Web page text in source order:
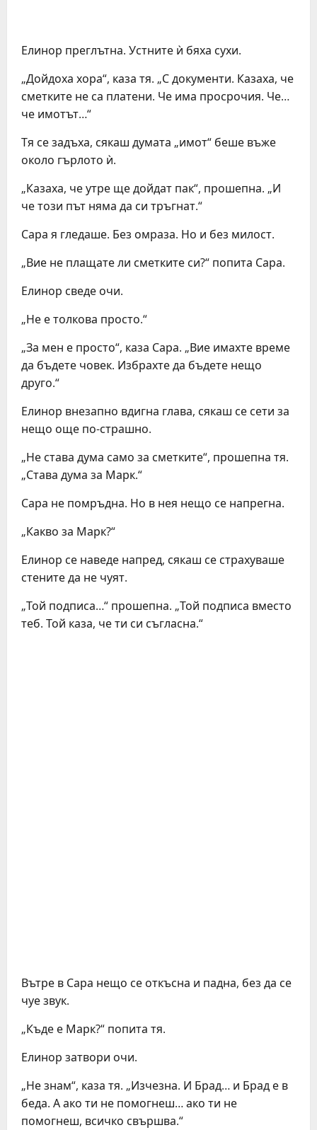
Елинор преглътна. Устните ѝ бяха сухи.
„Дойдоха хора“, каза тя. „С документи. Казаха, че
сметките не са платени. Че има просрочия. Че…
че имотът…“
Тя се задъха, сякаш думата „имот“ беше въже
около гърлото ѝ.
„Казаха, че утре ще дойдат пак“, прошепна. „И
че този път няма да си тръгнат.“
Сара я гледаше. Без омраза. Но и без милост.
„Вие не плащате ли сметките си?“ попита Сара.
Елинор сведе очи.
„Не е толкова просто.“
„За мен е просто“, каза Сара. „Вие имахте време
да бъдете човек. Избрахте да бъдете нещо
друго.“
Елинор внезапно вдигна глава, сякаш се сети за
нещо още по-страшно.
„Не става дума само за сметките“, прошепна тя.
„Става дума за Марк.“
Сара не помръдна. Но в нея нещо се напрегна.
„Какво за Марк?“
Елинор се наведе напред, сякаш се страхуваше
стените да не чуят.
„Той подписа…“ прошепна. „Той подписа вместо
теб. Той каза, че ти си съгласна.“
Вътре в Сара нещо се откъсна и падна, без да се
чуе звук.
„Къде е Марк?“ попита тя.
Елинор затвори очи.
„Не знам“, каза тя. „Изчезна. И Брад… и Брад е в
беда. А ако ти не помогнеш… ако ти не
помогнеш, всичко свършва.“